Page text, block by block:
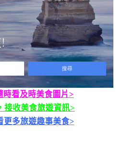
時看及時美食圖片>
接收美食旅遊資訊>
更多旅遊趣事美食>